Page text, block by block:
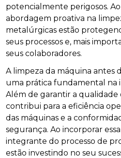
potencialmente perigosos.
abordagem proativa na
metalúrgicas estão
seus processos e, mais
seus colaboradores.
A limpeza da máquina antes
uma prática fundamental na
Além de garantir a
contribui para a eficiência
das máquinas e a
segurança. Ao incorporar
integrante do processo de
estão investindo no seu